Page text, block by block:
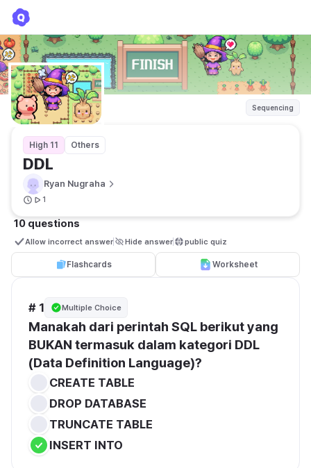
Sequencing
High 11 Others
DDL
Ryan Nugraha
1
10 questions
Allow incorrect answer Hide answer public quiz
Flashcards Worksheet
# 1 Multiple Choice
Manakah dari perintah SQL berikut yang
BUKAN termasuk dalam kategori DDL
(Data Definition Language)?
CREATE TABLE
DROP DATABASE
TRUNCATE TABLE
INSERT INTO